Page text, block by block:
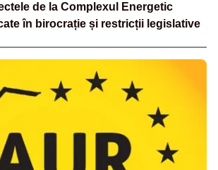
de la Complexul Energetic
în birocrație și restricții legislative